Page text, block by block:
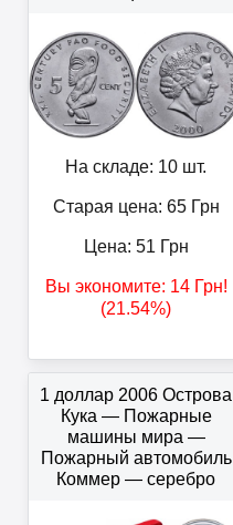
На складе: 10 шт.
Старая цена: 65Грн
Цена: 51 Грн
Вы экономите: 14Грн!
(21.54%)
1 доллар 2006 Острова
Кука — Пожарные
машины мира —
Пожарный автомобиль
Коммер — серебро